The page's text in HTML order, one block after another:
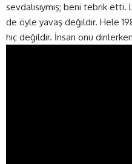
sevdalısıymış; beni tebrik etti.
de öyle yavaş değildir. Hele
hiç değildir. İnsan onu